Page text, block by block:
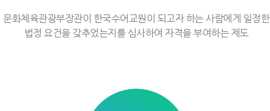
문화체육관광부장관이 한국수어교원이 되고자 하는 사람에게 일정한
법정 요건을 갖추었는지를 심사하여 자격을 부여하는 제도